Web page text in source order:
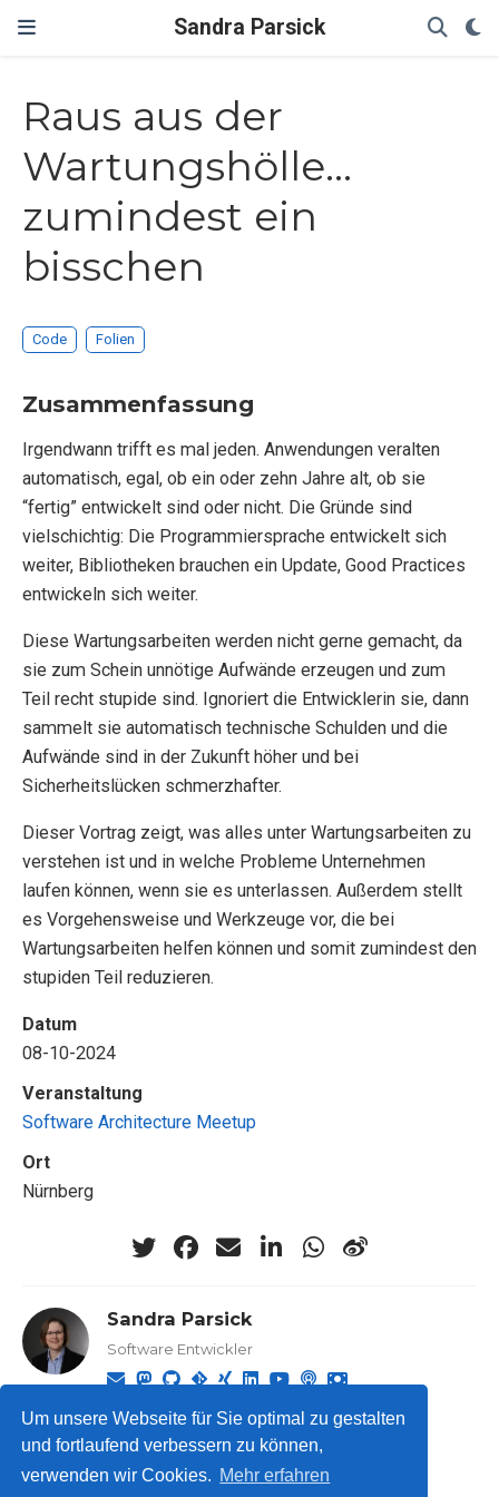
Um unsere Webseite für Sie optimal zu gestalten
und fortlaufend verbessern zu können,
verwenden wir Cookies. Mehr erfahren
Sandra Parsick
Raus aus der
Wartungshölle...
zumindest ein
bisschen
Code Folien
Zusammenfassung
Irgendwann trifft es mal jeden. Anwendungen veralten
automatisch, egal, ob ein oder zehn Jahre alt, ob sie
“fertig” entwickelt sind oder nicht. Die Gründe sind
vielschichtig: Die Programmiersprache entwickelt sich
weiter, Bibliotheken brauchen ein Update, Good Practices
entwickeln sich weiter.
Diese Wartungsarbeiten werden nicht gerne gemacht, da
sie zum Schein unnötige Aufwände erzeugen und zum
Teil recht stupide sind. Ignoriert die Entwicklerin sie, dann
sammelt sie automatisch technische Schulden und die
Aufwände sind in der Zukunft höher und bei
Sicherheitslücken schmerzhafter.
Dieser Vortrag zeigt, was alles unter Wartungsarbeiten zu
verstehen ist und in welche Probleme Unternehmen
laufen können, wenn sie es unterlassen. Außerdem stellt
es Vorgehensweise und Werkzeuge vor, die bei
Wartungsarbeiten helfen können und somit zumindest den
stupiden Teil reduzieren.
Datum
08-10-2024
Veranstaltung
Software Architecture Meetup
Ort
Nürnberg
Sandra Parsick
Software Entwickler
© 2026 Sandra Parsick.